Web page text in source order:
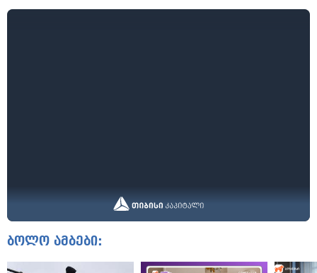
ბოლო ამბები: